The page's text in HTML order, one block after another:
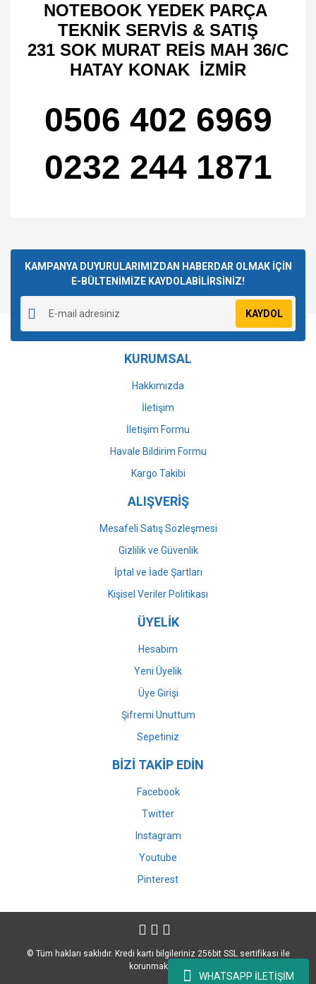
WHATSAPP İLETİŞİM
NOTEBOOK YEDEK PARÇA
TEKNİK SERVİS & SATIŞ
231 SOK MURAT REİS MAH 36/C
HATAY KONAK İZMİR
0506 402 6969
0232 244 1871
Yorum Yaz
kullanarak tarafımıza iletebilirsiniz.
Görüş ve önerileriniz için teşekkür ederiz.
Ürün resmi kalitesiz, bozuk veya görüntülenemiyor.
Ürün açıklamasında eksik bilgiler bulunuyor.
Ürün bilgilerinde hatalar bulunuyor.
Ürün fiyatı diğer sitelerden daha pahalı.
Gönder
KAMPANYA DUYURULARIMIZDAN HABERDAR OLMAK İÇİN
E-BÜLTENİMİZE KAYDOLABİLİRSİNİZ!
KAYDOL
KURUMSAL
Hakkımızda
İletişim
İletişim Formu
Havale Bildirim Formu
Kargo Takibi
ALIŞVERİŞ
Mesafeli Satış Sözleşmesi
Gizlilik ve Güvenlik
İptal ve İade Şartları
Kişisel Veriler Politikası
ÜYELİK
Hesabım
Yeni Üyelik
Üye Girişi
Şifremi Unuttum
Sepetiniz
BİZİ TAKİP EDİN
Facebook
Twitter
Instagram
Youtube
Pinterest
© Tüm hakları saklıdır. Kredi kartı bilgileriniz 256bit SSL sertifikası ile
korunmaktadır.